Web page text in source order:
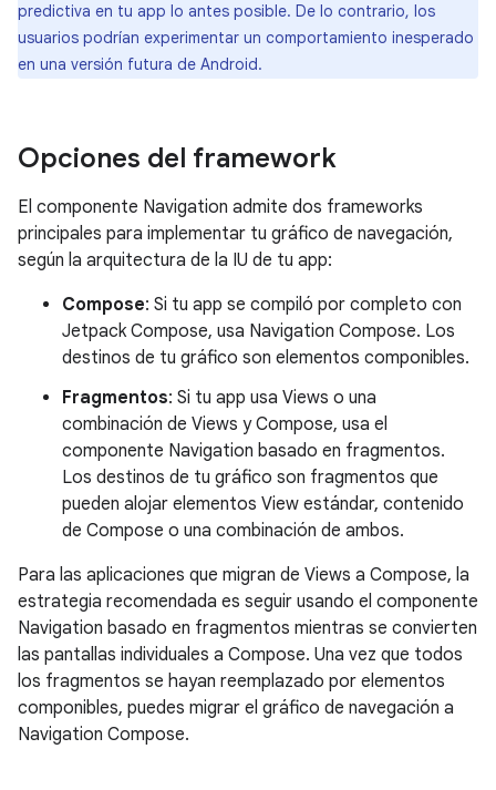
predictiva en tu app lo antes posible. De lo contrario, los
usuarios podrían experimentar un comportamiento inesperado
en una versión futura de Android.
Opciones del framework
El componente Navigation admite dos frameworks
principales para implementar tu gráfico de navegación,
según la arquitectura de la IU de tu app:
Compose: Si tu app se compiló por completo con
Jetpack Compose, usa Navigation Compose. Los
destinos de tu gráfico son elementos componibles.
Fragmentos: Si tu app usa Views o una
combinación de Views y Compose, usa el
componente Navigation basado en fragmentos.
Los destinos de tu gráfico son fragmentos que
pueden alojar elementos View estándar, contenido
de Compose o una combinación de ambos.
Para las aplicaciones que migran de Views a Compose, la
estrategia recomendada es seguir usando el componente
Navigation basado en fragmentos mientras se convierten
las pantallas individuales a Compose. Una vez que todos
los fragmentos se hayan reemplazado por elementos
componibles, puedes migrar el gráfico de navegación a
Navigation Compose.